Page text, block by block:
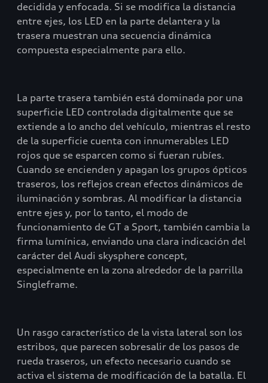
decidida y enfocada. Si se modifica la distancia
entre ejes, los LED en la parte delantera y la
trasera muestran una secuencia dinámica
compuesta especialmente para ello.
La parte trasera también está dominada por una
superficie LED controlada digitalmente que se
extiende a lo ancho del vehículo, mientras el resto
de la superficie cuenta con innumerables LED
rojos que se esparcen como si fueran rubíes.
Cuando se encienden y apagan los grupos ópticos
traseros, los reflejos crean efectos dinámicos de
iluminación y sombras. Al modificar la distancia
entre ejes y, por lo tanto, el modo de
funcionamiento de GT a Sport, también cambia la
firma lumínica, enviando una clara indicación del
carácter del Audi skysphere concept,
especialmente en la zona alrededor de la parrilla
Singleframe.
Un rasgo característico de la vista lateral son los
estribos, que parecen sobresalir de los pasos de
rueda traseros, un efecto necesario cuando se
activa el sistema de modificación de la batalla. El